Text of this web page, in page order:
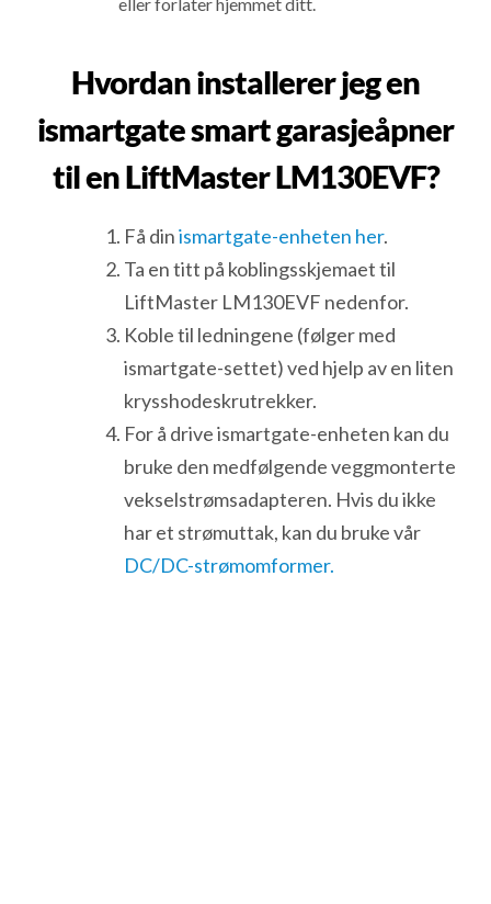
Hvordan installerer jeg en
ismartgate smart garasjeåpner
til en LiftMaster LM130EVF?
Få dinismartgate-enheten her.
Ta en titt på koblingsskjemaet til
LiftMaster LM130EVF nedenfor.
Koble til ledningene (følger med
ismartgate-settet) ved hjelp av en liten
krysshodeskrutrekker.
For å drive ismartgate-enheten kan du
bruke den medfølgende veggmonterte
vekselstrømsadapteren. Hvis du ikke
har et strømuttak, kan du bruke vår
DC/DC-strømomformer.